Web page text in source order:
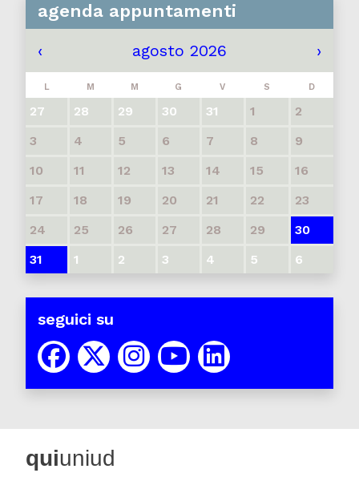
agenda appuntamenti
‹ agosto 2026 ›
L M M G V S D
27 28 29 30 31 1
2
3
4 5 6 7 8
9
10
11 12 13 14 15
16
17
18 19 20 21 22
23
24
25 26 27 28 29
30
31
1 2 3 4 5 6
seguici su
quiuniud